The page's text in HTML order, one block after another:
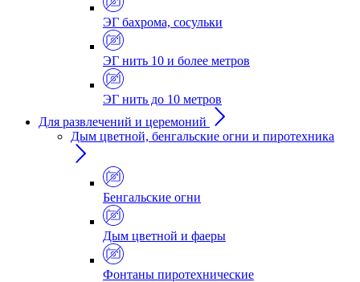
ЭГ бахрома, сосульки
ЭГ нить 10 и более метров
ЭГ нить до 10 метров
Для развлечений и церемоний
Дым цветной, бенгальские огни и пиротехника
Бенгальские огни
Дым цветной и фаеры
Фонтаны пиротехнические